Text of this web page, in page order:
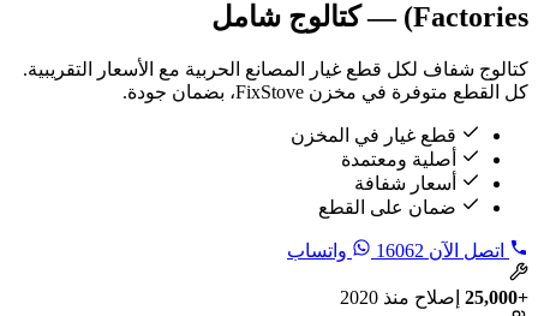
Factories) — كتالوج شامل
كتالوج شفاف لكل قطع غيار المصانع الحربية مع الأسعار التقريبية.
كل القطع متوفرة في مخزن FixStove، بضمان جودة.
قطع غيار في المخزن
أصلية ومعتمدة
أسعار شفافة
ضمان على القطع
اتصل الآن 16062 واتساب
+25,000 إصلاح منذ 2020